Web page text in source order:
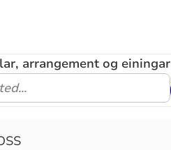
arrangement og einingar